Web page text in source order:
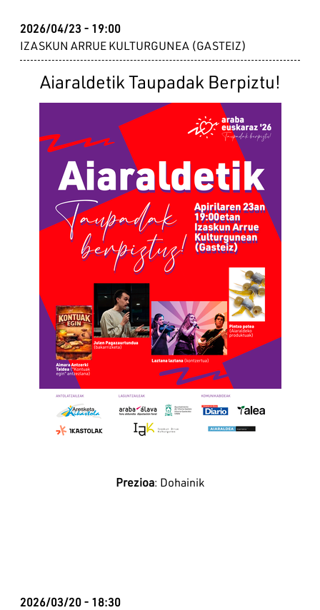
2026/04/23 - 19:00
IZASKUN ARRUE KULTURGUNEA (GASTEIZ)
Aiaraldetik Taupadak Berpiztu!
Prezioa: Dohainik
2026/03/20 - 18:30